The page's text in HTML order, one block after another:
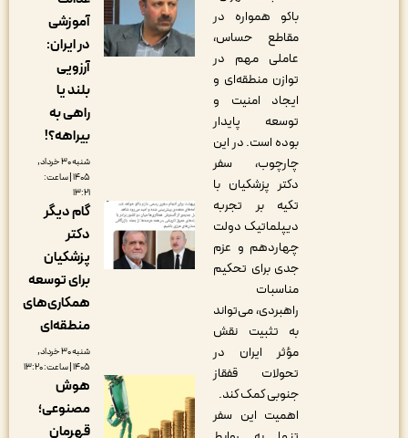
باکو همواره در
مقاطع حساس،
عاملی مهم در
توازن منطقه‌ای و
ایجاد امنیت و
توسعه پایدار
بوده است. در این
چارچوب، سفر
دکتر پزشکیان با
تکیه بر تجربه
دیپلماتیک دولت
چهاردهم و عزم
جدی برای تحکیم
مناسبات
راهبردی، می‌تواند
به تثبیت نقش
مؤثر ایران در
تحولات قفقاز
جنوبی کمک کند.
اهمیت این سفر
آموزشی
در ایران:
راهی به
بیراهه؟!
شنبه ۳۰ خرداد,
۱۴۰۵ | ساعت:
گام دیگر
دکتر
پزشکیان
برای توسعه
همکاری‌های
منطقه‌ای
شنبه ۳۰ خرداد,
هوش
مصنوعی؛
قهرمان